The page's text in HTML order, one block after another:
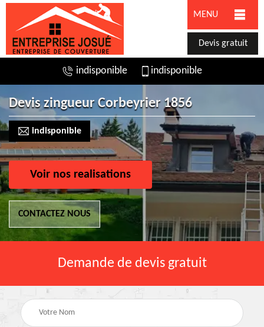
MENU
Devis gratuit
indisponible indisponible
Devis zingueur Corbeyrier 1856
indisponible
Voir nos realisations
CONTACTEZ NOUS
Demande de devis gratuit